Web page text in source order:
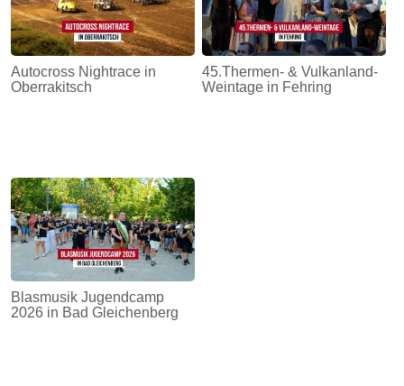
Autocross Nightrace in
Oberrakitsch
45.Thermen- & Vulkanland-
Weintage in Fehring
Blasmusik Jugendcamp
2026 in Bad Gleichenberg